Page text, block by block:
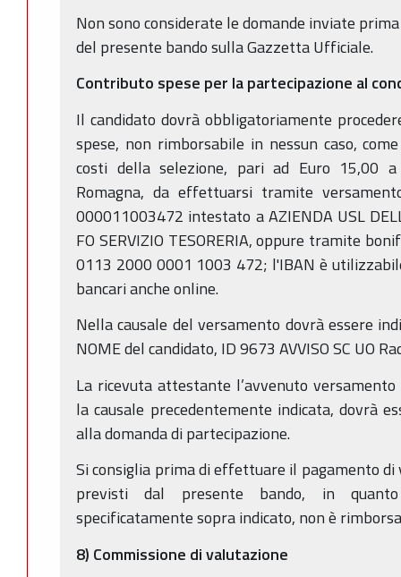
Non sono considerate le domande inviate
del presente bando sulla Gazzetta Ufficiale.
Contributo spese per la partecipazione al
Il candidato dovrà obbligatoriamente
spese, non rimborsabile in nessun caso,
costi della selezione, pari ad Euro 15,00 a
Romagna, da effettuarsi tramite
000011003472 intestato a AZIENDA USL
FO SERVIZIO TESORERIA, oppure tramite
0113 2000 0001 1003 472; l'IBAN è
bancari anche online.
Nella causale del versamento dovrà essere
NOME del candidato, ID 9673 AVVISO SC UO
La ricevuta attestante l’avvenuto
la causale precedentemente indicata, dovrà
alla domanda di partecipazione.
Si consiglia prima di effettuare il pagamento
previsti dal presente bando, in
specificatamente sopra indicato, non è
8) Commissione di valutazione